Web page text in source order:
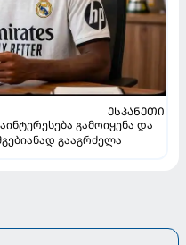
ᲔᲡᲞᲐᲜᲔᲗᲘ
გამოიყენა და
გააგრძელა